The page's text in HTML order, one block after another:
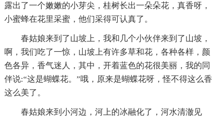
露出了一个嫩嫩的小芽尖，桂树长出一朵朵花，真香呀，
小蜜蜂在花里采蜜，他们采得可认真了。
春姑娘来到了山坡上，我和几个小伙伴来到了山坡，
啊，我们吃了一惊，山坡上有许多草和花，各种各样，颜
色各异，香气迷人，其中，开着蓝色的花很美丽，我的同
伴说:“这是蝴蝶花。”哦，原来是蝴蝶花呀，怪不得这么香
这么美了。
春姑娘来到小河边，河上的冰融化了，河水清澈见